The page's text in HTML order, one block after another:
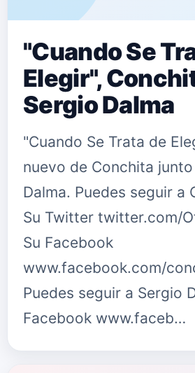
"Cuando Se
Elegir",
Sergio Dalma
"Cuando Se Trata de
nuevo de Conchita
Dalma. Puedes seguir a
Su Twitter twitter.com/
Su Facebook
www.facebook.com/
Puedes seguir a Sergio
Facebook www.faceb…